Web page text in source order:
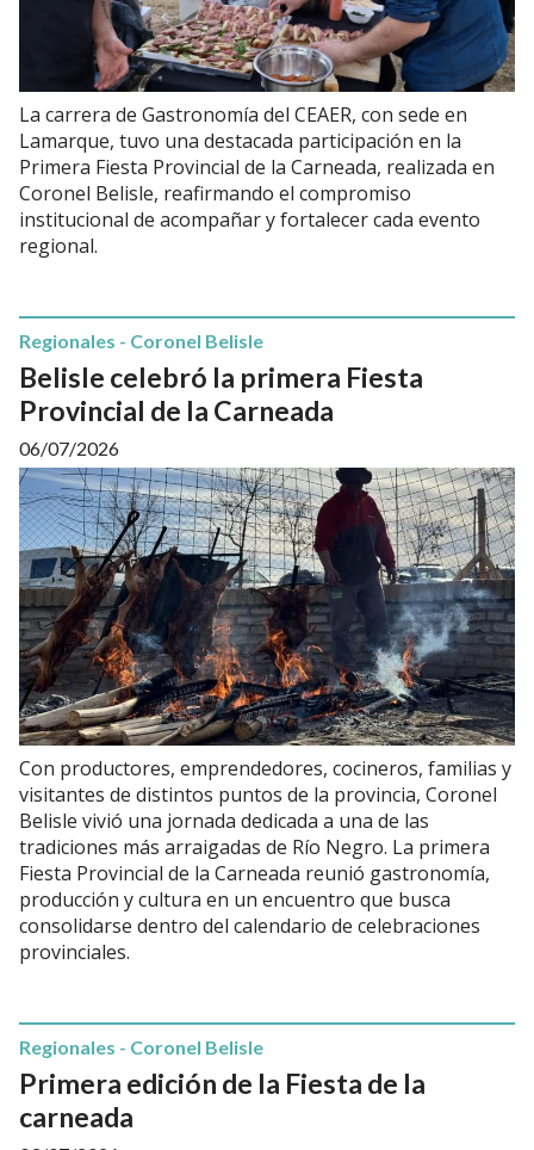
La carrera de Gastronomía del CEAER, con sede en
Lamarque, tuvo una destacada participación en la
Primera Fiesta Provincial de la Carneada, realizada en
Coronel Belisle, reafirmando el compromiso
institucional de acompañar y fortalecer cada evento
regional.
Belisle celebró la primera Fiesta
Provincial de la Carneada
Regionales - Coronel Belisle
06/07/2026
Con productores, emprendedores, cocineros, familias y
visitantes de distintos puntos de la provincia, Coronel
Belisle vivió una jornada dedicada a una de las
tradiciones más arraigadas de Río Negro. La primera
Fiesta Provincial de la Carneada reunió gastronomía,
producción y cultura en un encuentro que busca
consolidarse dentro del calendario de celebraciones
provinciales.
Primera edición de la Fiesta de la
carneada
Regionales - Coronel Belisle